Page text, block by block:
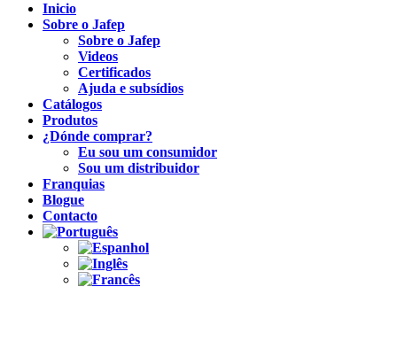
Inicio
Sobre o Jafep
Sobre o Jafep
Videos
Certificados
Ajuda e subsídios
Catálogos
Produtos
¿Dónde comprar?
Eu sou um consumidor
Sou um distribuidor
Franquias
Blogue
Contacto